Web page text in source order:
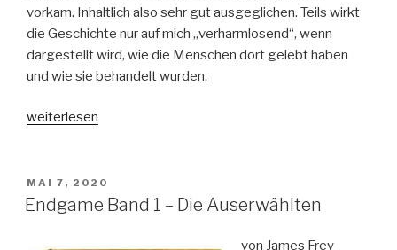
vorkam. Inhaltlich also sehr gut ausgeglichen. Teils wirkt
die Geschichte nur auf mich „verharmlosend“, wenn
dargestellt wird, wie die Menschen dort gelebt haben
und wie sie behandelt wurden.
„Der
Auschwitz.
Die
Geschichte
weiterlesen
VERÖFFENTLICHT
AM
MAI 7, 2020
Endgame Band 1 – Die Auserwählten
von James Frey